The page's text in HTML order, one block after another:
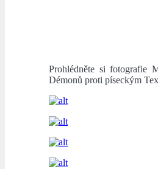
Prohlédněte si fotografie
Démonů proti píseckým